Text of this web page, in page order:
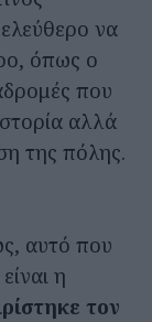
να
όπως ο
που
αλλά
της πόλης.
αυτό που
η
τον